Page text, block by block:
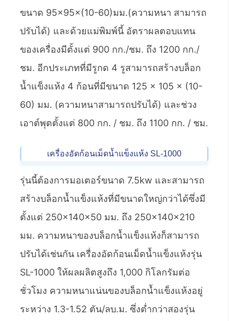
ขนาด 95×95×(10-60)มม.(ความหนา สามารถ
ปรับได้) และด้วยแม่พิมพ์นี้ อัตราผลตอบแทน
ของเครื่องมีตั้งแต่ 900 กก./ชม. ถึง 1200 กก./
ชม. อีกประเภทที่มีรูกด 4 รูสามารถสร้างบล็อก
น้ำแข็งแห้ง 4 ก้อนที่มีขนาด 125 × 105 × (10-
60) มม. (ความหนาสามารถปรับได้) และช่วง
เอาต์พุตตั้งแต่ 800 กก. / ชม. ถึง 1100 กก. / ชม.
เครื่องอัดก้อนเม็ดน้ำแข็งแห้ง SL-1000
รุ่นนี้ต้องการมอเตอร์ขนาด 7.5kw และสามารถ
สร้างบล็อกน้ำแข็งแห้งที่มีขนาดใหญ่กว่าได้ซึ่งมี
ตั้งแต่ 250×140×50 มม. ถึง 250×140×210
มม. ความหนาของบล็อกน้ำแข็งแห้งก็สามารถ
ปรับได้เช่นกัน เครื่องอัดก้อนเม็ดน้ำแข็งแห้งรุ่น
SL-1000 ให้ผลผลิตสูงถึง 1,000 กิโลกรัมต่อ
ชั่วโมง ความหนาแน่นของบล็อกน้ำแข็งแห้งอยู่
ระหว่าง 1.3-1.52 ตัน/ลบ.ม. ซึ่งต่ำกว่าสองรุ่น